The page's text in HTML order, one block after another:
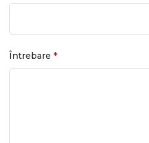
Întrebare *